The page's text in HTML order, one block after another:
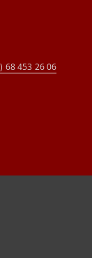
68 453 26 06